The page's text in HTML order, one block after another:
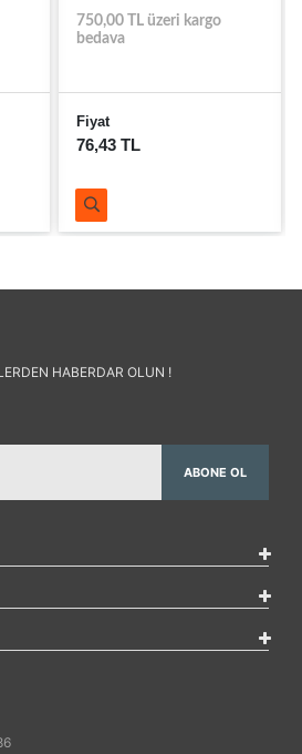
750,00 TL üzeri kargo
bedava
Fiyat
76,43 TL
HABERDAR OLUN !
ABONE OL